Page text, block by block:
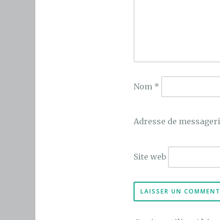
Nom *
Adresse de
Site web